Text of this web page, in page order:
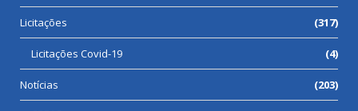
Licitações (317)
Licitações Covid-19 (4)
Notícias (203)